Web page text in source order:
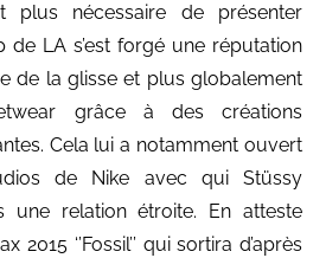
plus nécessaire de présenter
de LA s’est forgé une réputation
de la glisse et plus globalement
grâce à des créations
Cela lui a notamment ouvert
de Nike avec qui Stüssy
une relation étroite. En atteste
‘’Fossil’’ qui sortira d’après